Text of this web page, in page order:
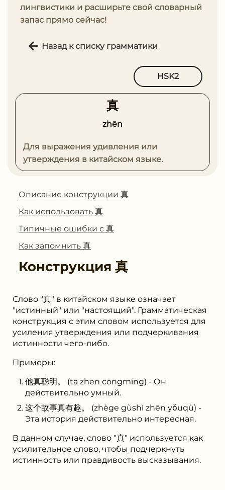
лингвистики и расширьте свой словарный
запас прямо сейчас!
Назад к списку грамматики
HSK2
真
zhēn
Для выражения удивления или
утверждения в китайском языке.
Описание конструкции 真
Как использовать 真
Типичные ошибки с 真
Как запомнить 真
Конструкция 真
Слово "真" в китайском языке означает
"истинный" или "настоящий". Грамматическая
конструкция с этим словом используется для
усиления утверждения или подчеркивания
истинности чего-либо.
Примеры:
他真聪明。 (tā zhēn cōngmíng) - Он
действительно умный.
这个故事真有趣。 (zhège gùshì zhēn yǒuqù) -
Эта история действительно интересная.
В данном случае, слово "真" используется как
усилительное слово, чтобы подчеркнуть
истинность или правдивость высказывания.